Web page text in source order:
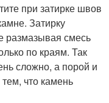
при затирке швов
Затирку
размазывая смесь
по краям. Так
сложно, а порой и
что камень